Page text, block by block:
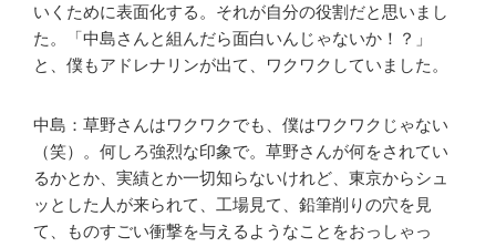
いくために表面化する。それが自分の役割だと思いまし
た。「中島さんと組んだら面白いんじゃないか！？」
と、僕もアドレナリンが出て、ワクワクしていました。
中島：草野さんはワクワクでも、僕はワクワクじゃない
（笑）。何しろ強烈な印象で。草野さんが何をされてい
るかとか、実績とか一切知らないけれど、東京からシュ
ッとした人が来られて、工場見て、鉛筆削りの穴を見
て、ものすごい衝撃を与えるようなことをおっしゃっ